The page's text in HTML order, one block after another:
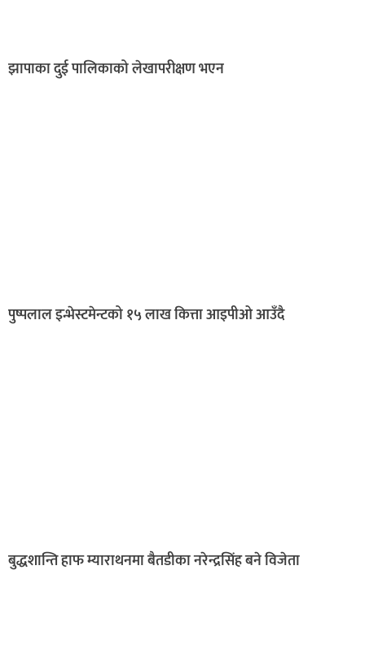
झापाका दुई पालिकाको लेखापरीक्षण भएन
पुष्पलाल इन्भेस्टमेन्टको १५ लाख कित्ता आइपीओ आउँदै
बुद्धशान्ति हाफ म्याराथनमा बैतडीका नरेन्द्रसिंह बने विजेता